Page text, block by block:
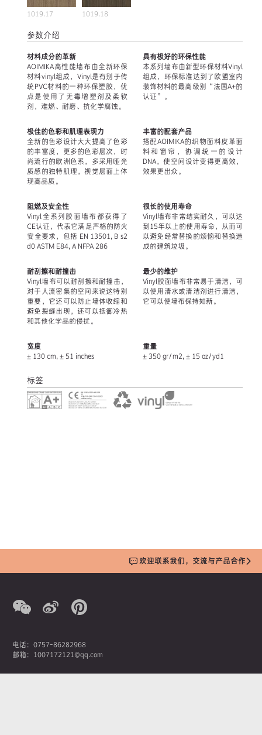
1019.17 1019.18
参数介绍
材料成分的革新
AOIMIKA高性能墙布由全新环保
材料vinyl组成，Vinyl是有别于传
统PVC材料的一种环保塑胶，优
点是使用了无毒增塑剂及柔软
剂，难燃、耐磨、抗化学腐蚀。
具有极好的环保性能
本系列墙布由新型环保材料Vinyl
组成，环保标准达到了欧盟室内
装饰材料的最高级别“法国A+的
认证”。
极佳的色彩和肌理表现力
全新的色彩设计大大提高了色彩
的丰富度，更多的色彩层次，时
尚流行的欧洲色系，多采用哑光
质感的独特肌理，视觉层面上体
现高品质。
丰富的配套产品
搭配AOIMIKA的织物面料皮革面
料和窗帘，协调统一的设计
DNA，使空间设计变得更高效，
效果更出众。
阻燃及安全性
Vinyl全系列胶面墙布都获得了
CE认证，代表它满足严格的防火
安全要求，包括 EN 13501, B s2
d0 ASTM E84, A NFPA 286
很长的使用寿命
Vinyl墙布非常结实耐久，可以达
到15年以上的使用寿命，从而可
以避免经常替换的烦恼和替换造
成的建筑垃圾。
耐刮擦和耐撞击
Vinyl墙布可以耐刮擦和耐撞击，
对于人流密集的空间来说这特别
重要，它还可以防止墙体收缩和
避免裂缝出现，还可以抵御冷热
和其他化学品的侵扰。
最少的维护
Vinyl胶面墙布非常易于清洁，可
以使用清水或清洁剂进行清洁，
它可以使墙布保持如新。
宽度
± 130 cm, ± 51 inches
重量
± 350 gr/m2, ± 15 oz/yd1
标签
欢迎联系我们，交流与产品合作
电话：0757-86282968
邮箱：1007172121@qq.com